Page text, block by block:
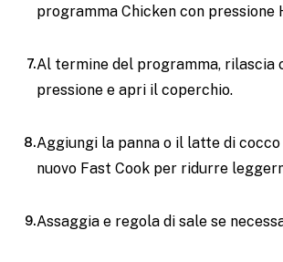
programma Chicken con pressione
Al termine del programma, rilascia
pressione e apri il coperchio.
Aggiungi la panna o il latte di cocco
nuovo Fast Cook per ridurre
Assaggia e regola di sale se